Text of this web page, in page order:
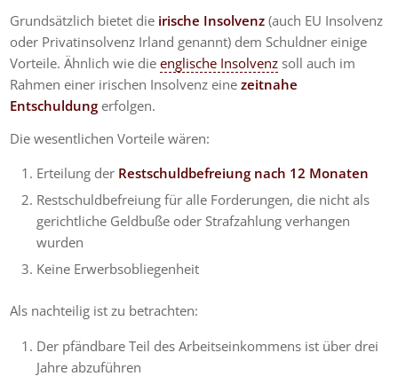
Grundsätzlich bietet die irische Insolvenz (auch EU Insolvenz
oder Privatinsolvenz Irland genannt) dem Schuldner einige
Vorteile. Ähnlich wie dieenglische Insolvenz soll auch im
Rahmen einer irischen Insolvenz einezeitnahe
Entschuldung erfolgen.
Die wesentlichen Vorteile wären:
Erteilung der Restschuldbefreiung nach 12 Monaten
Restschuldbefreiung für alle Forderungen, die nicht als
gerichtliche Geldbuße oder Strafzahlung verhangen
wurden
Keine Erwerbsobliegenheit
Als nachteilig ist zu betrachten:
Der pfändbare Teil des Arbeitseinkommens ist über drei
Jahre abzuführen